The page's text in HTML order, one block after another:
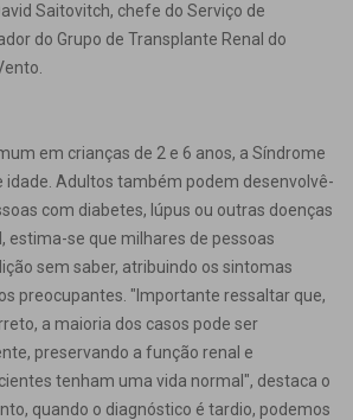
Saitovitch, chefe do Serviço de
do Grupo de Transplante Renal do
em crianças de 2 e 6 anos, a Síndrome
idade. Adultos também podem desenvolvê-
com diabetes, lúpus ou outras doenças
estima-se que milhares de pessoas
sem saber, atribuindo os sintomas
preocupantes. "Importante ressaltar que,
a maioria dos casos pode ser
preservando a função renal e
tenham uma vida normal", destaca o
quando o diagnóstico é tardio, podemos